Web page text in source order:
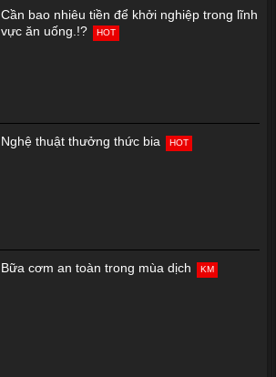
Cần bao nhiêu tiền để khởi nghiệp trong lĩnh
vực ăn uống.!?
HOT
Nghệ thuật thưởng thức bia HOT
Bữa cơm an toàn trong mùa dịch KM